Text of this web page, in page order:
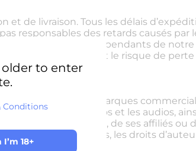
et de livraison. Tous les délais
responsables des retards causés par
événements indépendants de
titre de propriété et le risque de
déposées, les marques
les produits, les vidéos et les audios,
de Vape444, de ses affiliés ou
sur les brevets, les droits
older to enter
Conditions
18+